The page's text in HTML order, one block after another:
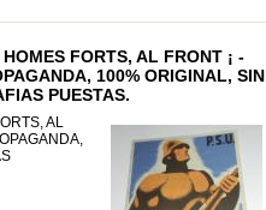
FORTS, AL FRONT ¡ -
100% ORIGINAL, SIN
PUESTAS.
AL